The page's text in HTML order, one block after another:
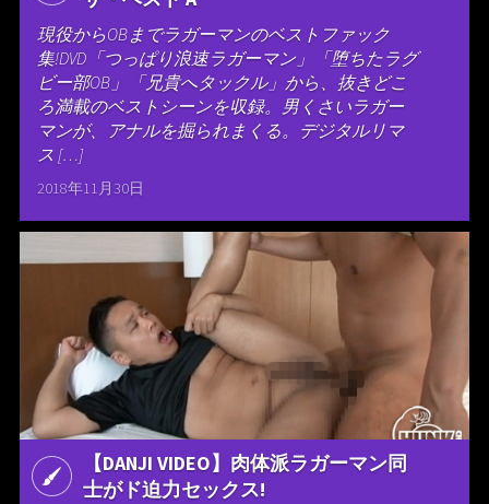
現役からOBまでラガーマンのベストファック
集!DVD「つっぱり浪速ラガーマン」「堕ちたラグ
ビー部OB」「兄貴へタックル」から、抜きどこ
ろ満載のベストシーンを収録。男くさいラガー
マンが、アナルを掘られまくる。デジタルリマ
ス […]
2018年11月30日
【DANJI VIDEO】肉体派ラガーマン同
士がド迫力セックス!